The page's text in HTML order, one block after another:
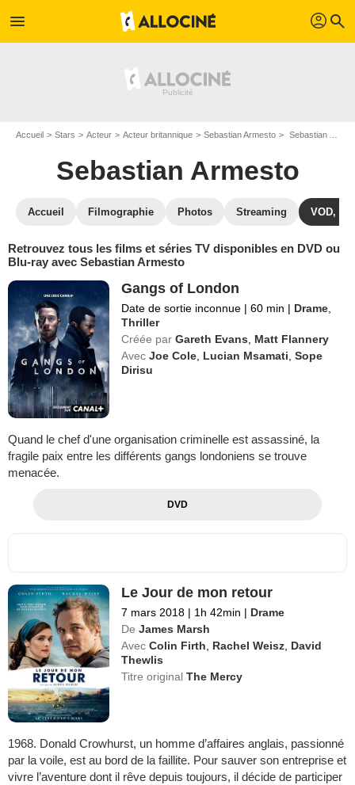
menu profil search
Accueil Stars Acteur Acteur britannique Sebastian Armesto Sebastian Armesto : ses Blu-Ray, DVD, VOD, SVOD
Sebastian Armesto
Accueil Filmographie Photos Streaming VOD,
Retrouvez tous les films et séries TV disponibles en DVD ou
Blu-ray avec Sebastian Armesto
Gangs of London
Date de sortie inconnue | 60 min | Drame
Thriller
Créée par Gareth Evans
Matt Flannery
Avec Joe Cole Lucian Msamati ,Sope
Dirisu
Quand le chef d'une organisation criminelle est assassiné, la
fragile paix entre les différents gangs londoniens se trouve
menacée.
DVD
Le Jour de mon retour
7 mars 2018 | 1h 42min | Drame
De James Marsh
Avec Colin Firth Rachel Weisz David
Thewlis
Titre originalThe Mercy
1968. Donald Crowhurst, un homme d’affaires anglais, passionné
par la voile, est au bord de la faillite. Pour sauver son entreprise et
vivre l’aventure dont il rêve depuis toujours, il décide de participer